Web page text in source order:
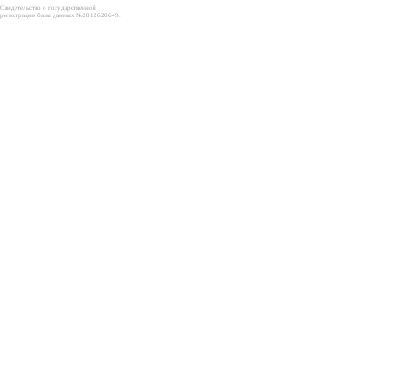
Свидетельство о государственной
регистрации базы данных №2012620649.